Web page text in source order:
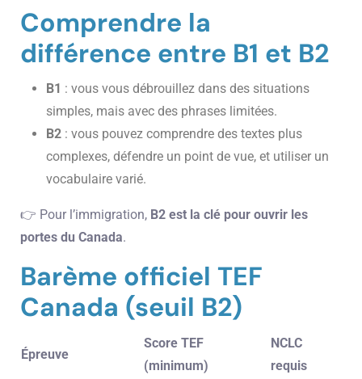
Comprendre la
différence entre B1 et B2
B1 : vous vous débrouillez dans des situations
simples, mais avec des phrases limitées.
B2 : vous pouvez comprendre des textes plus
complexes, défendre un point de vue, et utiliser un
vocabulaire varié.
👉 Pour l’immigration, B2 est la clé pour ouvrir les
portes du Canada.
Barème officiel TEF
Canada (seuil B2)
Épreuve
Score TEF
(minimum)
NCLC
requis